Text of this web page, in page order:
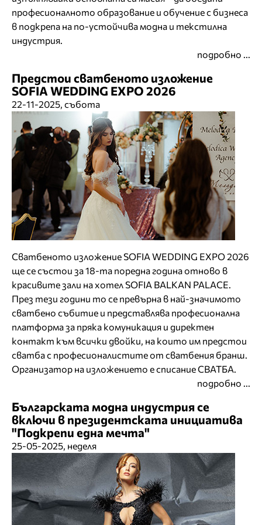
професионалното образование и обучение с бизнеса
в подкрепа на по-устойчива модна и текстилна
индустрия.
подробно ...
Предстои сватбеното изложение
SOFIA WEDDING EXPO 2026
22-11-2025, събота
Сватбеното изложение SOFIA WEDDING EXPO 2026
ще се състои за 18-та поредна година отново в
красивите зали на хотел SOFIA BALKAN PALACЕ.
През тези години то се превърна в най-значимото
сватбено събитие и представлява професионална
платформа за пряка комуникация и директен
контакт към всички двойки, на които им предстои
сватба с професионалистите от сватбения бранш.
Организатор на изложението е списание СВАТБА.
подробно ...
Българската модна индустрия се
включи в президентската инициатива
"Подкрепи една мечта"
25-05-2025, неделя